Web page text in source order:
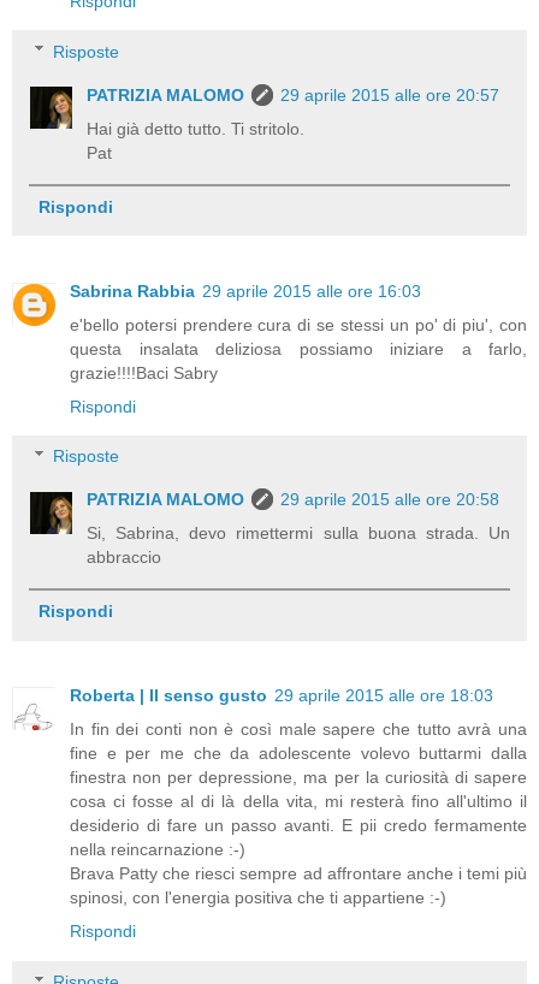
Risposte
PATRIZIA MALOMO
29 aprile 2015 alle ore 20:57
Hai già detto tutto. Ti stritolo.
Pat
Rispondi
Sabrina Rabbia 29 aprile 2015 alle ore 16:03
e'bello potersi prendere cura di se stessi un po' di piu', con
questa insalata deliziosa possiamo iniziare a farlo,
grazie!!!!Baci Sabry
Rispondi
Risposte
PATRIZIA MALOMO
29 aprile 2015 alle ore 20:58
Si, Sabrina, devo rimettermi sulla buona strada. Un
abbraccio
Rispondi
Roberta | Il senso gusto 29 aprile 2015 alle ore 18:03
In fin dei conti non è così male sapere che tutto avrà una
fine e per me che da adolescente volevo buttarmi dalla
finestra non per depressione, ma per la curiosità di sapere
cosa ci fosse al di là della vita, mi resterà fino all'ultimo il
desiderio di fare un passo avanti. E pii credo fermamente
nella reincarnazione :-)
Brava Patty che riesci sempre ad affrontare anche i temi più
spinosi, con l'energia positiva che ti appartiene :-)
Rispondi